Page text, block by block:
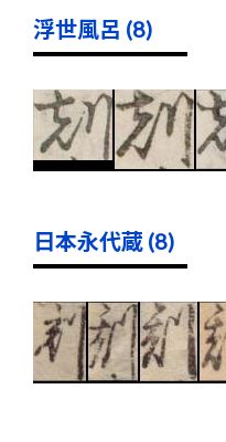
浮世風呂 (8)
日本永代蔵 (8)